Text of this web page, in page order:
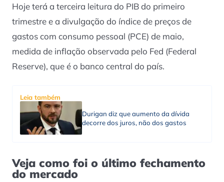
Hoje terá a terceira leitura do PIB do primeiro
trimestre e a divulgação do índice de preços de
gastos com consumo pessoal (PCE) de maio,
medida de inflação observada pelo Fed (Federal
Reserve), que é o banco central do país.
Leia também
Durigan diz que aumento da dívida
decorre dos juros, não dos gastos
Veja como foi o último fechamento
do mercado